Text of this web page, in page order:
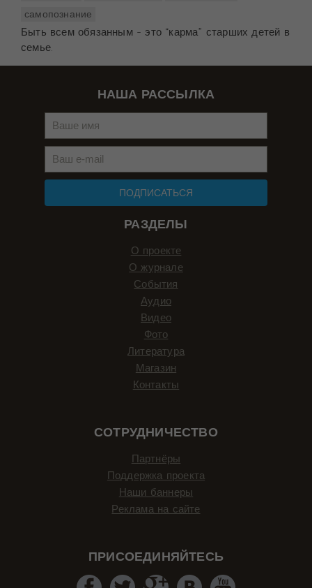
самопознание
Быть всем обязанным - это “карма” старших детей в
семье.
РАЗДЕЛЫ
О проекте
О журнале
События
Аудио
Видео
Фото
Литература
Магазин
Контакты
СОТРУДНИЧЕСТВО
Партнёры
Поддержка проекта
Наши баннеры
Реклама на сайте
ПРИСОЕДИНЯЙТЕСЬ
НАША РАССЫЛКА
ПОДПИСАТЬСЯ